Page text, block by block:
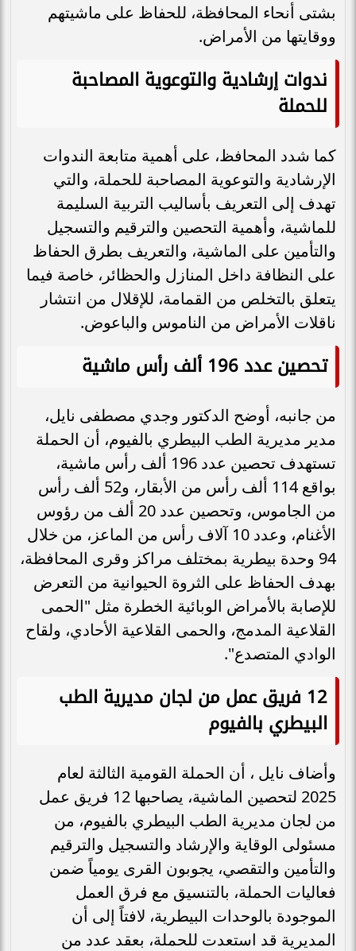
بشتى أنحاء المحافظة، للحفاظ على ماشيتهم
ووقايتها من الأمراض.
ندوات إرشادية والتوعوية المصاحبة
للحملة
كما شدد المحافظ، على أهمية متابعة الندوات
الإرشادية والتوعوية المصاحبة للحملة، والتي
تهدف إلى التعريف بأساليب التربية السليمة
للماشية، وأهمية التحصين والترقيم والتسجيل
والتأمين على الماشية، والتعريف بطرق الحفاظ
على النظافة داخل المنازل والحظائر، خاصة فيما
يتعلق بالتخلص من القمامة، للإقلال من انتشار
ناقلات الأمراض من الناموس والباعوض.
تحصين عدد 196 ألف رأس ماشية
من جانبه، أوضح الدكتور وجدي مصطفى نايل،
مدير مديرية الطب البيطري بالفيوم، أن الحملة
تستهدف تحصين عدد 196 ألف رأس ماشية،
بواقع 114 ألف رأس من الأبقار، و52 ألف رأس
من الجاموس، وتحصين عدد 20 ألف من رؤوس
الأغنام، وعدد 10 آلاف رأس من الماعز، من خلال
94 وحدة بيطرية بمختلف مراكز وقرى المحافظة،
بهدف الحفاظ على الثروة الحيوانية من التعرض
للإصابة بالأمراض الوبائية الخطرة مثل "الحمى
القلاعية المدمج، والحمى القلاعية الأحادي، ولقاح
الوادي المتصدع".
12 فريق عمل من لجان مديرية الطب
البيطري بالفيوم
وأضاف نايل ، أن الحملة القومية الثالثة لعام
2025 لتحصين الماشية، يصاحبها 12 فريق عمل
من لجان مديرية الطب البيطري بالفيوم، من
مسئولى الوقاية والإرشاد والتسجيل والترقيم
والتأمين والتقصي، يجوبون القرى يومياً ضمن
فعاليات الحملة، بالتنسيق مع فرق العمل
الموجودة بالوحدات البيطرية، لافتاً إلى أن
المديرية قد استعدت للحملة، بعقد عدد من